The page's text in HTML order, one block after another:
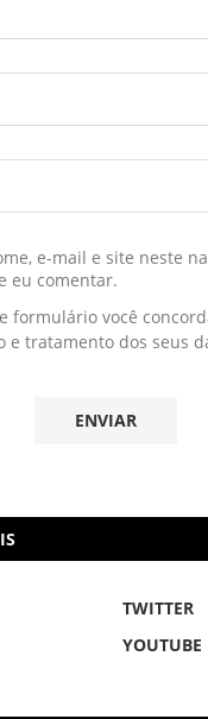
e-mail e site neste
eu comentar.
formulário você
e tratamento dos seus
TWITTER
YOUTUBE